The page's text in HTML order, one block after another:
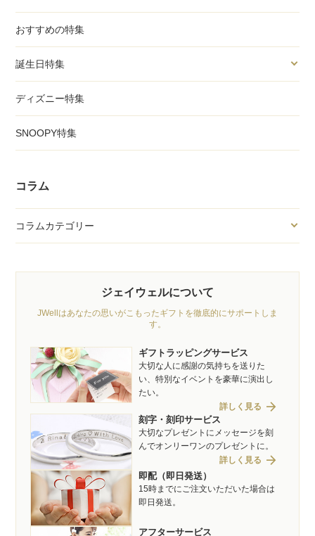
おすすめの特集
誕生日特集
ディズニー特集
SNOOPY特集
コラム
コラムカテゴリー
ジェイウェルについて
JWellはあなたの思いがこもったギフトを徹底的にサポートしま
す。
ギフトラッピングサービス
大切な人に感謝の気持ちを送りた
い、特別なイベントを豪華に演出し
たい。
詳しく見る arrow_forward
刻字・刻印サービス
大切なプレゼントにメッセージを刻
んでオンリーワンのプレゼントに。
詳しく見る arrow_forward
即配（即日発送）
15時までにご注文いただいた場合は
即日発送。
アフターサービス